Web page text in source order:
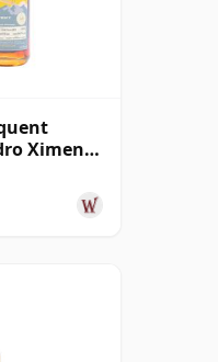
Ximenez
jaar oud